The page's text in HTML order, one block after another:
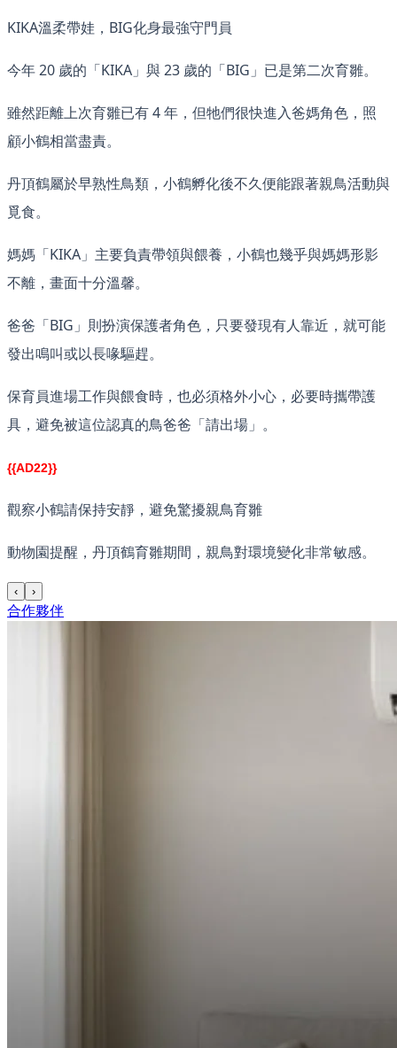
KIKA溫柔帶娃，BIG化身最強守門員
今年 20 歲的「KIKA」與 23 歲的「BIG」已是第二次育雛。
雖然距離上次育雛已有 4 年，但牠們很快進入爸媽角色，照
顧小鶴相當盡責。
丹頂鶴屬於早熟性鳥類，小鶴孵化後不久便能跟著親鳥活動與
覓食。
媽媽「KIKA」主要負責帶領與餵養，小鶴也幾乎與媽媽形影
不離，畫面十分溫馨。
爸爸「BIG」則扮演保護者角色，只要發現有人靠近，就可能
發出鳴叫或以長喙驅趕。
保育員進場工作與餵食時，也必須格外小心，必要時攜帶護
具，避免被這位認真的鳥爸爸「請出場」。
{{AD22}}
觀察小鶴請保持安靜，避免驚擾親鳥育雛
動物園提醒，丹頂鶴育雛期間，親鳥對環境變化非常敏感。
‹ ›
合作夥伴